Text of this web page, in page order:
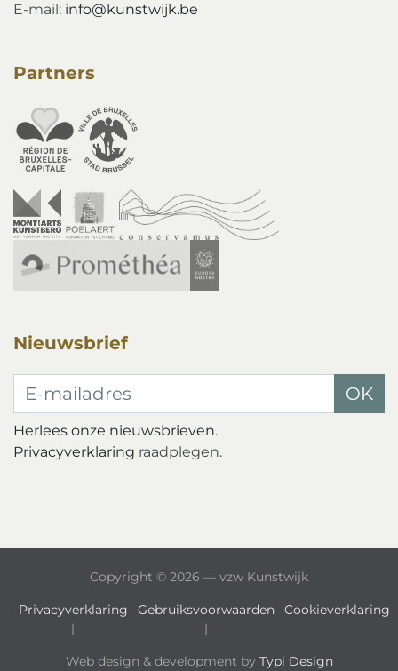
E-mail: info@kunstwijk.be
Partners
Nieuwsbrief
E-mailadres OK
Herlees onze nieuwsbrieven.
Privacyverklaring raadplegen.
Copyright © 2026 — vzw Kunstwijk
Privacyverklaring Gebruiksvoorwaarden Cookieverklaring
Web design & development by Typi Design